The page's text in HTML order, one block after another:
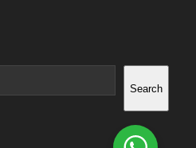
Search